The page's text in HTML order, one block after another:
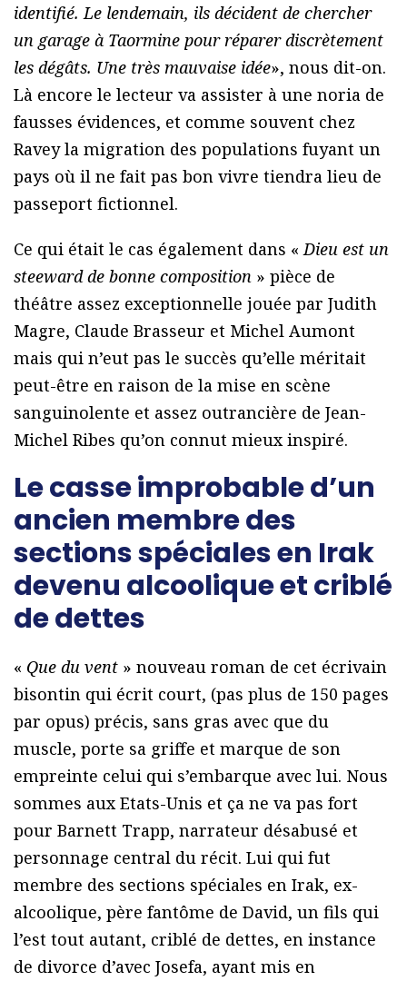
identifié. Le lendemain, ils décident de chercher
un garage à Taormine pour réparer discrètement
les dégâts. Une très mauvaise idée», nous dit-on.
Là encore le lecteur va assister à une noria de
fausses évidences, et comme souvent chez
Ravey la migration des populations fuyant un
pays où il ne fait pas bon vivre tiendra lieu de
passeport fictionnel.
Ce qui était le cas également dans « Dieu est un
steeward de bonne composition » pièce de
théâtre assez exceptionnelle jouée par Judith
Magre, Claude Brasseur et Michel Aumont
mais qui n’eut pas le succès qu’elle méritait
peut-être en raison de la mise en scène
sanguinolente et assez outrancière de Jean-
Michel Ribes qu’on connut mieux inspiré.
Le casse improbable d’un
ancien membre des
sections spéciales en Irak
devenu alcoolique et criblé
de dettes
« Que du vent » nouveau roman de cet écrivain
bisontin qui écrit court, (pas plus de 150 pages
par opus) précis, sans gras avec que du
muscle, porte sa griffe et marque de son
empreinte celui qui s’embarque avec lui. Nous
sommes aux Etats-Unis et ça ne va pas fort
pour Barnett Trapp, narrateur désabusé et
personnage central du récit. Lui qui fut
membre des sections spéciales en Irak, ex-
alcoolique, père fantôme de David, un fils qui
l’est tout autant, criblé de dettes, en instance
de divorce d’avec Josefa, ayant mis en